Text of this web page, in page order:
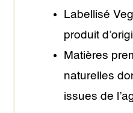
Labellisé
produit
Matières
naturelles
issues de